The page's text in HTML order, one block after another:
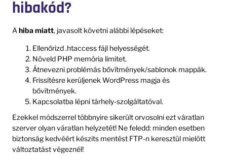
hibakód?
Ahiba miatt, javasolt követni alábbi lépéseket:
Ellenőrizd .htaccess fájl helyességét.
Növeld PHP memória limitet.
Átnevezni problémás bővítmények/sablonok mappák.
Frissítésre kerüljenek WordPress magja és
bővítmények.
Kapcsolatba lépni tárhely-szolgáltatóval.
Ezekkel módszerrel többnyire sikerült orvosolni ezt váratlan
szerver olyan váratlan helyzetét! Ne feledd: minden esetben
biztonság kedvéért készits mentést FTP-n keresztül mielött
változtatást végeznél!